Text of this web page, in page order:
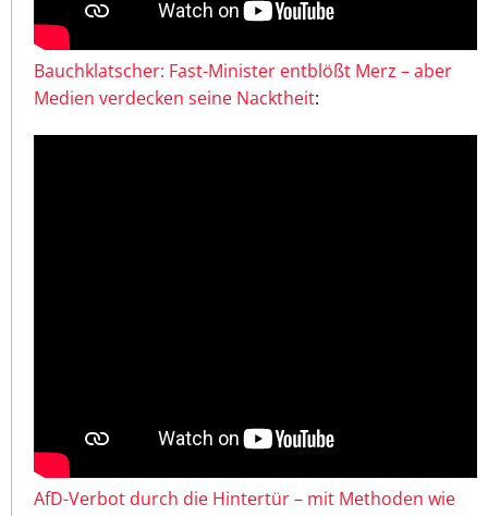
Bauchklatscher: Fast-Minister entblößt Merz – aber
Medien verdecken seine Nacktheit:
AfD-Verbot durch die Hintertür – mit Methoden wie